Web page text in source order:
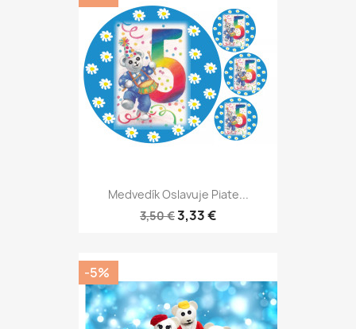
Medvedík Oslavuje Piate...
3,50 €3,33 €
-5%